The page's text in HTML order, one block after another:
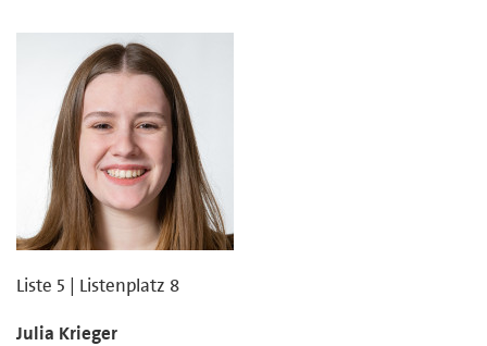
Liste 5 | Listenplatz 8
Julia Krieger